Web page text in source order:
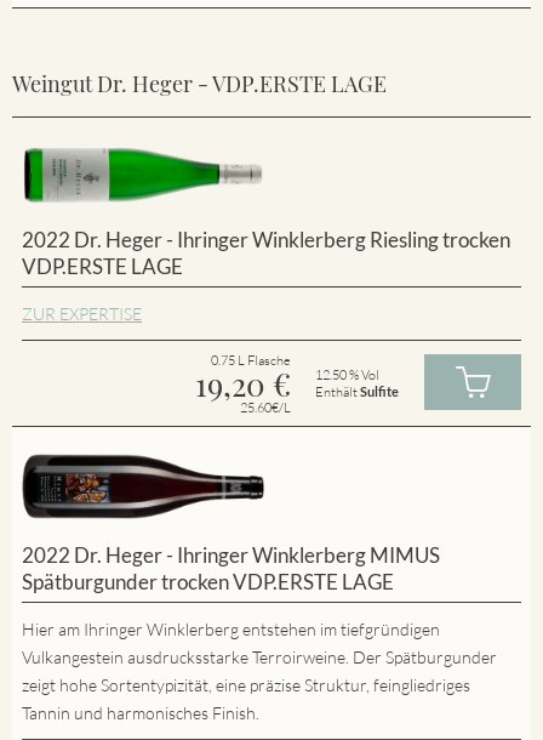
Weingut Dr. Heger - VDP.ERSTE LAGE
2022 Dr. Heger - Ihringer Winklerberg Riesling trocken
VDP.ERSTE LAGE
ZUR EXPERTISE
0.75 L Flasche
19,20 €
25.60€/L
12.50 % Vol
EnthältSulfite
2022 Dr. Heger - Ihringer Winklerberg MIMUS
Spätburgunder trocken VDP.ERSTE LAGE
Hier am Ihringer Winklerberg entstehen im tiefgründigen
Vulkangestein ausdrucksstarke Terroirweine. Der Spätburgunder
zeigt hohe Sortentypizität, eine präzise Struktur, feingliedriges
Tannin und harmonisches Finish.